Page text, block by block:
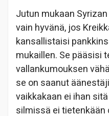
Jutun mukaan
vain hyvänä, jos
kansallistaisi
mukaillen. Se pääsisi
vallankumouksen
se on saanut
vaikkakaan ei ihan
silmissä ei tietenkään